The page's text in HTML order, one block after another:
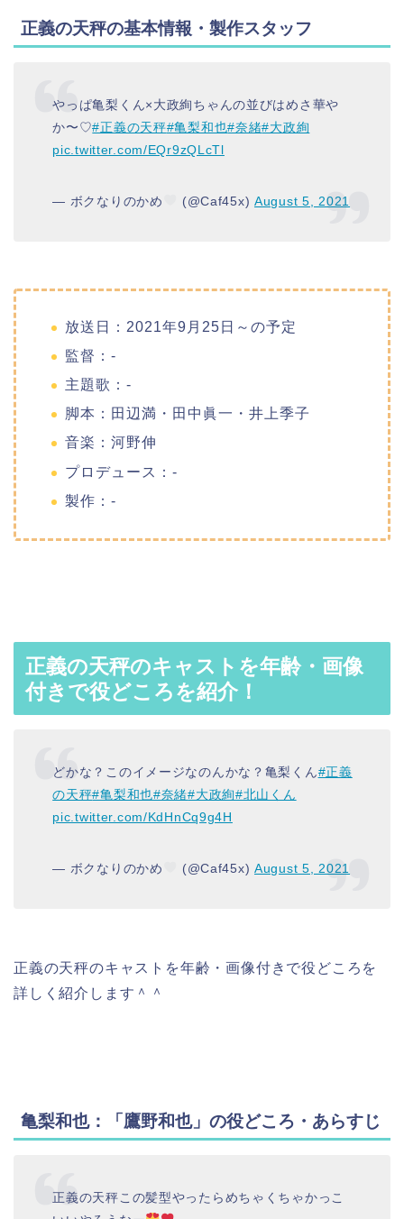
正義の天秤の基本情報・製作スタッフ
やっぱ亀梨くん×大政絢ちゃんの並びはめさ華や
か〜♡#正義の天秤#亀梨和也#奈緒#大政絢
pic.twitter.com/EQr9zQLcTl
— ボクなりのかめ (@Caf45x) August 5, 2021
放送日：2021年9月25日～の予定
監督：-
主題歌：-
脚本：田辺満・田中眞一・井上季子
音楽：河野伸
プロデュース：-
製作：-
正義の天秤のキャストを年齢・画像
付きで役どころを紹介！
どかな？このイメージなのんかな？亀梨くん#正義
の天秤#亀梨和也#奈緒#大政絢#北山くん
pic.twitter.com/KdHnCq9g4H
— ボクなりのかめ (@Caf45x) August 5, 2021
正義の天秤のキャストを年齢・画像付きで役どころを
詳しく紹介します＾＾
亀梨和也：「鷹野和也」の役どころ・あらすじ
正義の天秤この髪型やったらめちゃくちゃかっこ